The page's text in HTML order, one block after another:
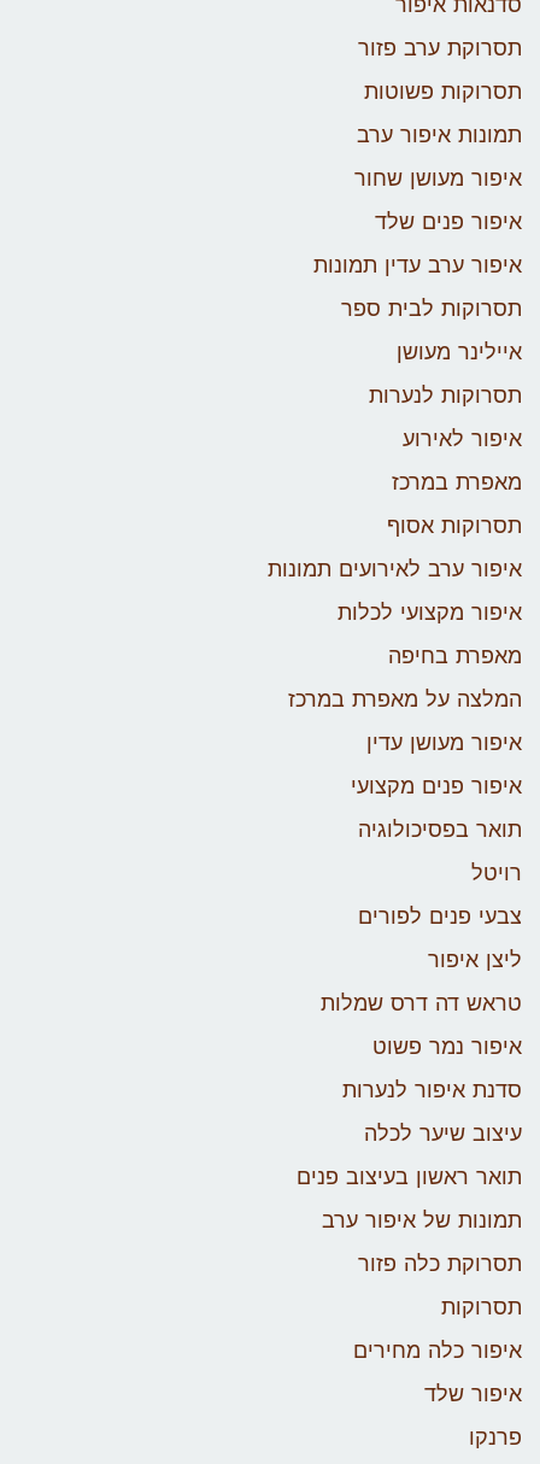
תסרוקת ערב פזור
תסרוקות פשוטות
תמונות איפור ערב
איפור מעושן שחור
איפור פנים שלד
איפור ערב עדין תמונות
תסרוקות לבית ספר
איילינר מעושן
תסרוקות לנערות
איפור לאירוע
מאפרת במרכז
תסרוקות אסוף
איפור ערב לאירועים תמונות
איפור מקצועי לכלות
מאפרת בחיפה
המלצה על מאפרת במרכז
איפור מעושן עדין
איפור פנים מקצועי
תואר בפסיכולוגיה
רויטל
צבעי פנים לפורים
ליצן איפור
טראש דה דרס שמלות
איפור נמר פשוט
סדנת איפור לנערות
עיצוב שיער לכלה
תואר ראשון בעיצוב פנים
תמונות של איפור ערב
תסרוקת כלה פזור
תסרוקות
איפור כלה מחירים
איפור שלד
פרנקו